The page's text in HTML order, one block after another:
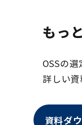
もっ
OSSの
詳しい資
資料ダ